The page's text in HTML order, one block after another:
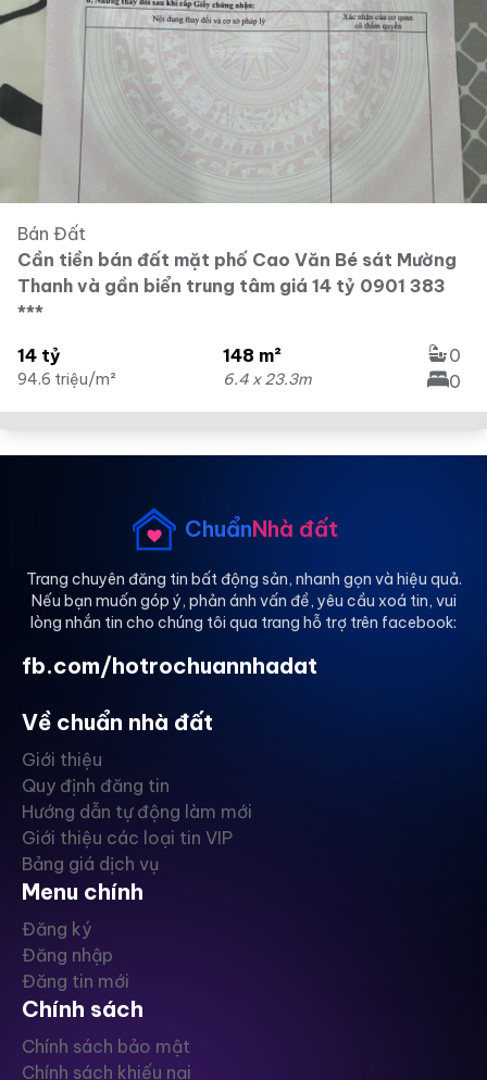
Bán Đất
Cần tiền bán đất mặt phố Cao Văn Bé sát Mường
Thanh và gần biển trung tâm giá 14 tỷ 0901 383
***
14 tỷ
94.6 triệu/m²
148 m²
6.4 x 23.3m
0
0
ChuẩnNhà đất
Trang chuyên đăng tin bất động sản, nhanh gọn và hiệu quả.
Nếu bạn muốn góp ý, phản ánh vấn đề, yêu cầu xoá tin, vui
lòng nhắn tin cho chúng tôi qua trang hỗ trợ trên facebook:
fb.com/hotrochuannhadat
Về chuẩn nhà đất
Giới thiệu
Quy định đăng tin
Hướng dẫn tự động làm mới
Giới thiệu các loại tin VIP
Bảng giá dịch vụ
Menu chính
Đăng ký
Đăng nhập
Đăng tin mới
Chính sách
Chính sách bảo mật
Chính sách khiếu nại